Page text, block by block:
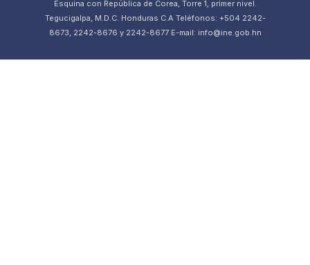
Esquina con República de Corea, Torre 1, primer nivel.
Tegucigalpa, M.D.C. Honduras C.A Teléfonos: +504 2242-
8673, 2242-8676 y 2242-8677 E-mail: info@ine.gob.hn